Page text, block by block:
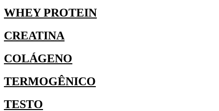
WHEY PROTEIN
CREATINA
COLÁGENO
TERMOGÊNICO
TESTO